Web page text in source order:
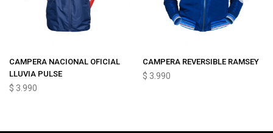
CAMPERA NACIONAL OFICIAL
LLUVIA PULSE
$ 3.990
CAMPERA REVERSIBLE RAMSEY
$ 3.990